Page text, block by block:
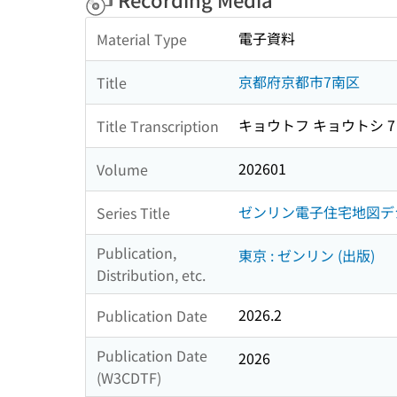
Material Type 電子資料
Title 京都府京都市7南区
Title Transcription キョウトフ キョウトシ
Volume 202601
Series Title
ゼンリン電子住宅地図
Publication,
Distribution, etc.
東京 : ゼンリン (出版)
Publication Date
2026.2
Publication Date
(W3CDTF)
2026